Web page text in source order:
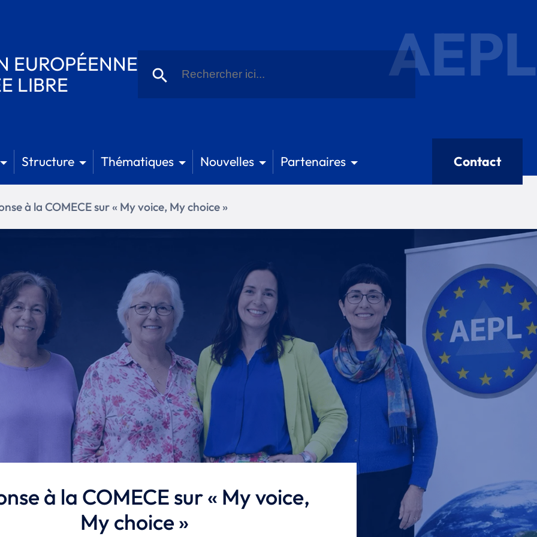
EUROPÉENNE
LIBRE
de
:
Bouton de recherche AEPL
Structure Thématiques Nouvelles Partenaires Contact
à la COMECE sur « My voice, My choice »
à la COMECE sur « My voice,
My choice »